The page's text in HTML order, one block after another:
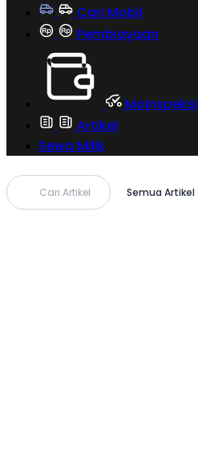
Cari Mobil
Pembiayaan
MoInspeksi
Artikel
Sewa Milik
Cari Artikel Semua Artikel